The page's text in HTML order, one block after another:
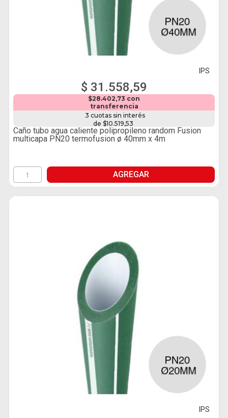
IPS
$ 31.558,59
$28.402,73 con
transferencia
3 cuotas sin interés
de $10.519,53
Caño tubo agua caliente polipropileno random Fusion
multicapa PN20 termofusion ø 40mm x 4m
AGREGAR
IPS